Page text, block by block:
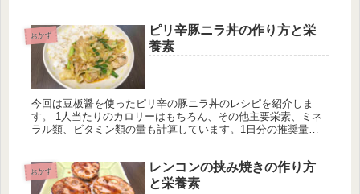
おかず
ピリ辛豚ニラ丼の作り方と栄
養素
今回は豆板醤を使ったピリ辛の豚ニラ丼のレシピを紹介しま
す。 1人当たりのカロリーはもちろん、その他主要栄素、ミネ
ラル類、ビタミン類の量も計算しています。1日分の推奨量に
おかず
レンコンの挟み焼きの作り方
と栄養素